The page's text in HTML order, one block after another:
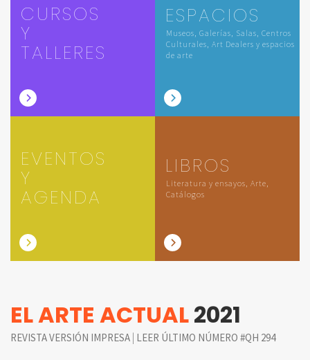
CURSOS
Y
TALLERES
ESPACIOS
Museos, Galerías, Salas, Centros
Culturales, Art Dealers y espacios
de arte
EVENTOS
Y
AGENDA
LIBROS
Literatura y ensayos, Arte,
Catálogos
EL ARTE ACTUAL2021
REVISTA VERSIÓN IMPRESA | LEER ÚLTIMO NÚMERO #QH 294